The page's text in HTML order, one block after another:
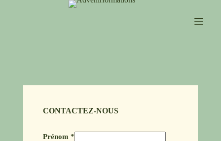
CONTACTEZ-NOUS
Prénom *